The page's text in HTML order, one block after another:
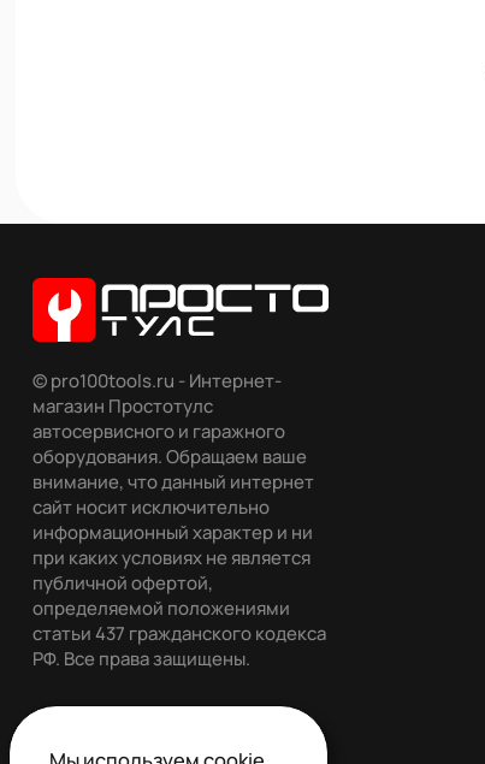
© pro100tools.ru - Интернет-
магазин Простотулс
автосервисного и гаражного
оборудования. Обращаем ваше
внимание, что данный интернет
сайт носит исключительно
информационный характер и ни
при каких условиях не является
публичной офертой,
определяемой положениями
статьи 437 гражданского кодекса
РФ. Все права защищены.